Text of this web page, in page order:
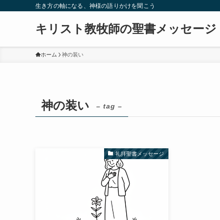
生き方の軸になる、神様の語りかけを聞こう
キリスト教牧師の聖書メッセージ
ホーム 神の装い
神の装い – tag –
礼拝聖書メッセージ